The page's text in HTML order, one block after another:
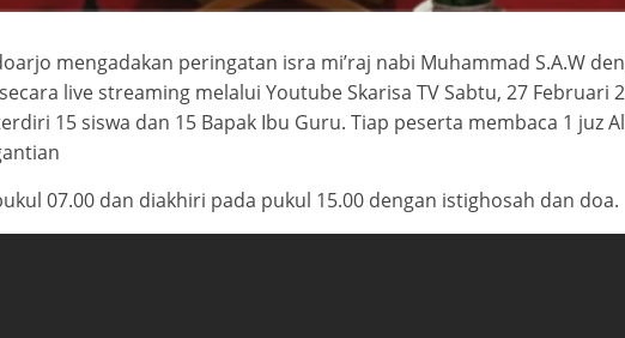
mengadakan peringatan isra mi’raj nabi Muhammad S.A.W
live streaming melalui Youtube Skarisa TV Sabtu, 27 Februari
15 siswa dan 15 Bapak Ibu Guru. Tiap peserta membaca 1 juz
07.00 dan diakhiri pada pukul 15.00 dengan istighosah dan doa.